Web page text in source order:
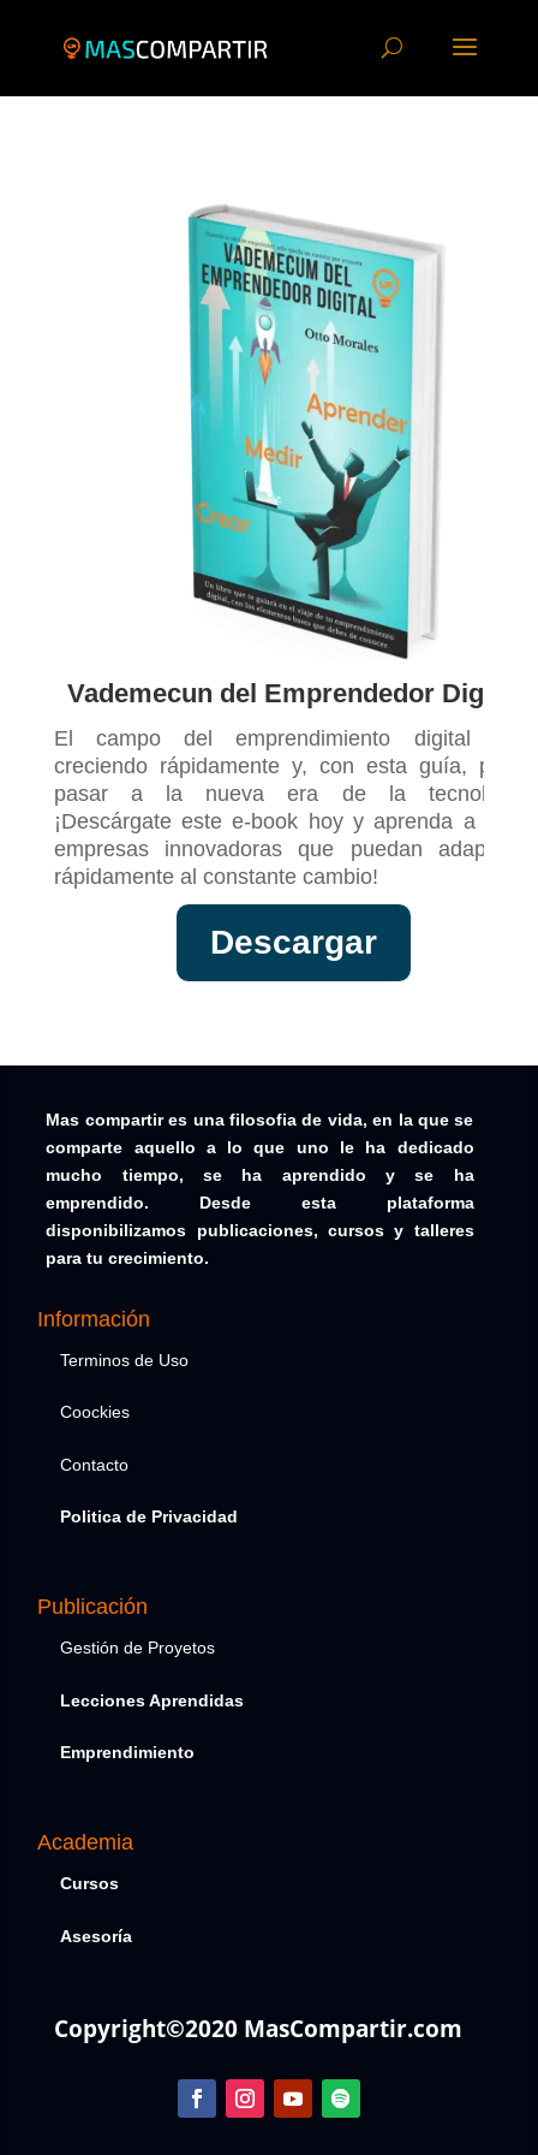
Vademecun del Emprendedor Digital
El campo del emprendimiento digital está
creciendo rápidamente y, con esta guía, podrá
pasar a la nueva era de la tecnología.
¡Descárgate este e-book hoy y aprenda a crear
empresas innovadoras que puedan adaptarse
rápidamente al constante cambio!
Descargar
Mas compartir es una filosofia de vida, en la que se
comparte aquello a lo que uno le ha dedicado
mucho tiempo, se ha aprendido y se ha
emprendido. Desde esta plataforma
disponibilizamos publicaciones, cursos y talleres
para tu crecimiento.
Información
Terminos de Uso
Coockies
Contacto
Politica de Privacidad
Publicación
Gestión de Proyetos
Lecciones Aprendidas
Emprendimiento
Academia
Cursos
Asesoría
Copyright©2020 MasCompartir.com